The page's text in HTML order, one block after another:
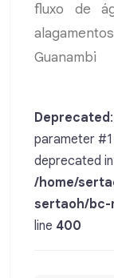
fluxo de
Guanambi
Deprecated
parameter
deprecated in
/home/
sertaoh/bc-
line 400